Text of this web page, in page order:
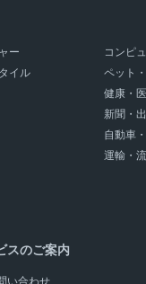
ー
コンピ
イル
ペット
健康・
新聞・
自動車
運輸・
スのご案内